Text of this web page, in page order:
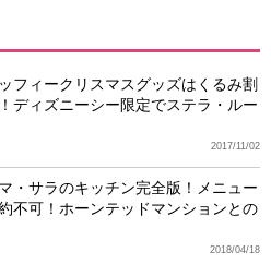
フィークリスマスグッズはくるみ割
ディズニーシー限定でステラ・ルー
2017/11/02
・サラのキッチン完全版！メニュー
不可！ホーンテッドマンションとの
2018/04/18